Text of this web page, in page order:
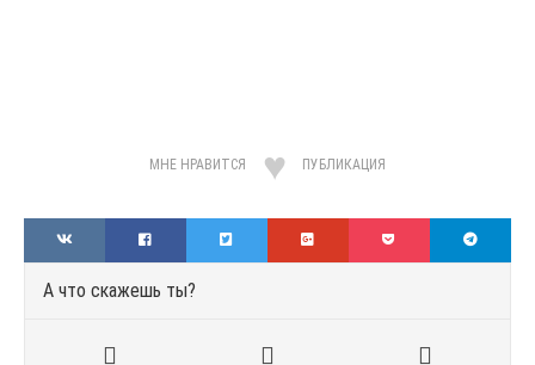
МНЕ НРАВИТСЯ ПУБЛИКАЦИЯ
А что скажешь ты?